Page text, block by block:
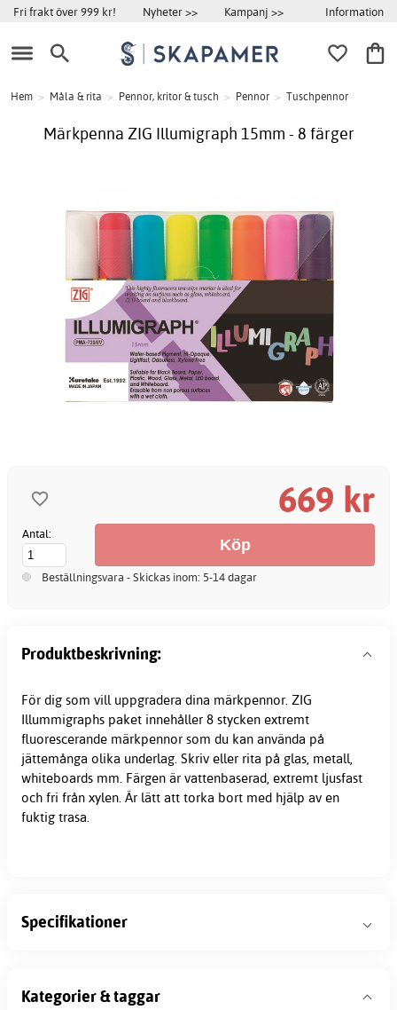
Fri frakt över 999 kr! Nyheter >> Kampanj >> Information
Hem > Måla & rita > Pennor, kritor & tusch > Pennor > Tuschpennor
Märkpenna ZIG Illumigraph 15mm - 8 färger
669 kr
Antal:
Beställningsvara - Skickas inom: 5-14 dagar
Produktbeskrivning:
För dig som vill uppgradera dina märkpennor. ZIG
Illummigraphs paket innehåller 8 stycken extremt
fluorescerande märkpennor som du kan använda på
jättemånga olika underlag. Skriv eller rita på glas, metall,
whiteboards mm. Färgen är vattenbaserad, extremt ljusfast
och fri från xylen. Är lätt att torka bort med hjälp av en
fuktig trasa.
Specifikationer
Kategorier & taggar